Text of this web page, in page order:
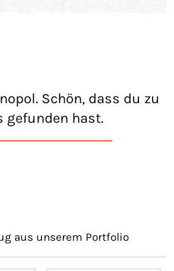
Schön, dass du zu
gefunden hast.
aus unserem Portfolio